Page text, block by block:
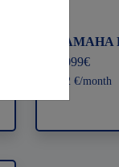
YAMAHA
7.099€
112 €/month